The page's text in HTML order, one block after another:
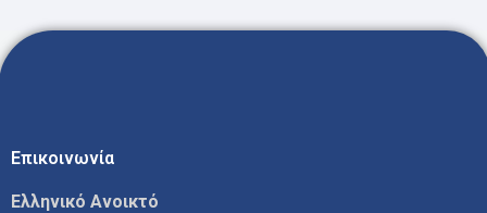
Επικοινωνία
Ελληνικό Ανοικτό